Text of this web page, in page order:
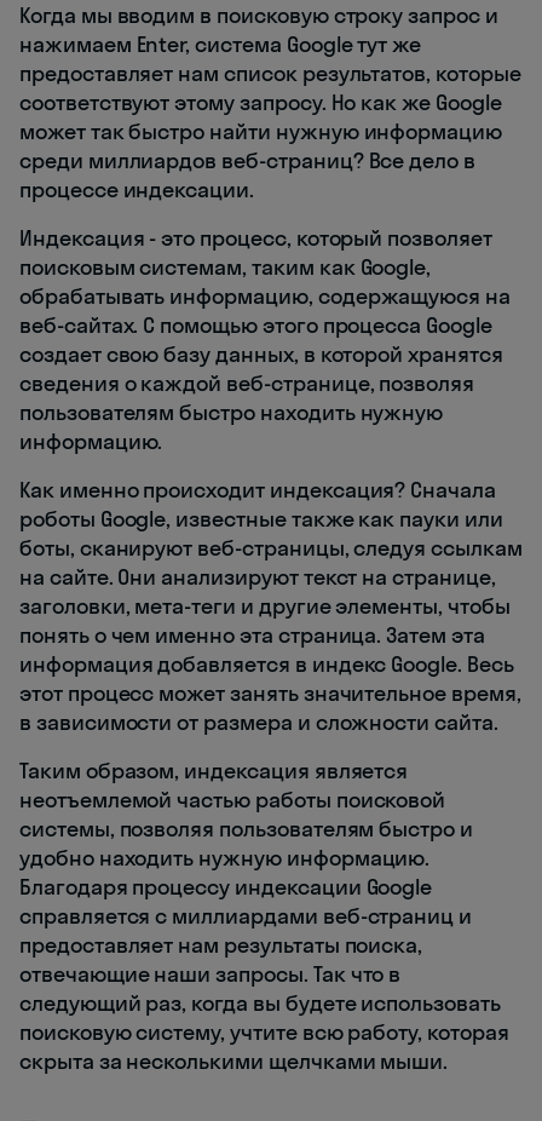
Когда мы вводим в поисковую строку запрос и
нажимаем Enter, система Google тут же
предоставляет нам список результатов, которые
соответствуют этому запросу. Но как же Google
может так быстро найти нужную информацию
среди миллиардов веб-страниц? Все дело в
процессе индексации.
Индексация - это процесс, который позволяет
поисковым системам, таким как Google,
обрабатывать информацию, содержащуюся на
веб-сайтах. С помощью этого процесса Google
создает свою базу данных, в которой хранятся
сведения о каждой веб-странице, позволяя
пользователям быстро находить нужную
информацию.
Как именно происходит индексация? Сначала
роботы Google, известные также как пауки или
боты, сканируют веб-страницы, следуя ссылкам
на сайте. Они анализируют текст на странице,
заголовки, мета-теги и другие элементы, чтобы
понять о чем именно эта страница. Затем эта
информация добавляется в индекс Google. Весь
этот процесс может занять значительное время,
в зависимости от размера и сложности сайта.
Таким образом, индексация является
неотъемлемой частью работы поисковой
системы, позволяя пользователям быстро и
удобно находить нужную информацию.
Благодаря процессу индексации Google
справляется с миллиардами веб-страниц и
предоставляет нам результаты поиска,
отвечающие наши запросы. Так что в
следующий раз, когда вы будете использовать
поисковую систему, учтите всю работу, которая
скрыта за несколькими щелчками мыши.